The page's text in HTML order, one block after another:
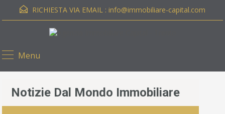
RICHIESTA VIA EMAIL : info@immobiliare-capital.com
Menu
Notizie Dal Mondo Immobiliare